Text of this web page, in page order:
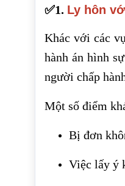
✅1. Ly hôn
Khác với các
hành án hình
người chấp
Một số điểm
Bị đơn
Việc lấy ý